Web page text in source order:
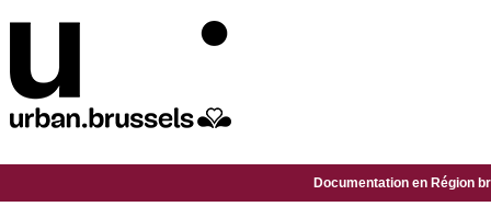
Documentation en Région